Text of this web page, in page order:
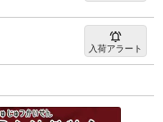
入荷アラート